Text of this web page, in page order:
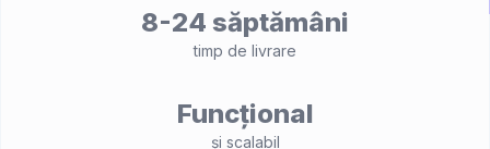
8-24 săptămâni
timp de livrare
Funcțional
și scalabil